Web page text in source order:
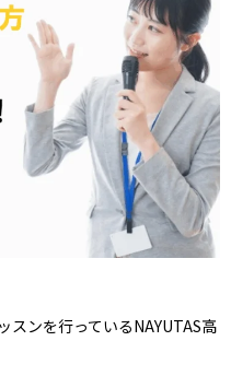
スンを行っているNAYUTAS高